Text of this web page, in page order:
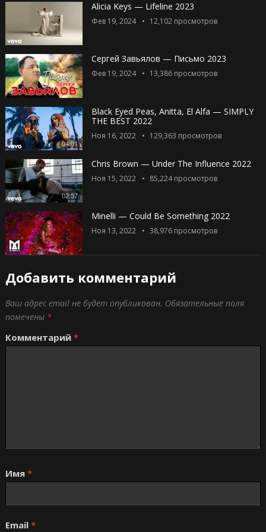
Alicia Keys — Lifeline 2023
Фев 19, 2024 12,102просмотров
Сергей Завьялов — Письмо 2023
Фев 19, 2024 13,386просмотров
04:01
Black Eyed Peas, Anitta, El Alfa — SIMPLY
THE BEST 2022
Ноя 16, 2022 129,363 просмотров
02:57
Chris Brown — Under The Influence 2022
Ноя 15, 2022 85,224просмотров
Minelli — Could Be Something 2022
Ноя 13, 2022 38,976просмотров
Добавить комментарий
Ваш адрес email не будет опубликован. Обязательные поля
помечены *
Комментарий *
Имя *
Email *